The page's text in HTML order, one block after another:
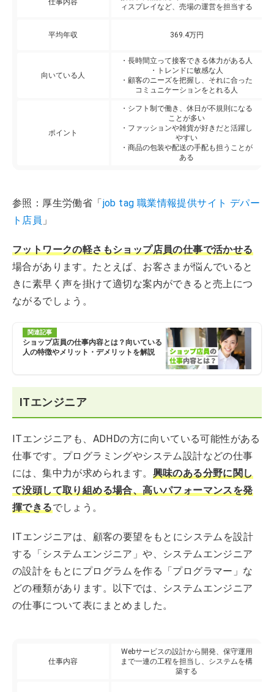
仕事内容
ィスプレイなど、売場の運営を担当する
平均年収 369.4万円
向いている人
・長時間立って接客できる体力がある人
・トレンドに敏感な人
・顧客のニーズを把握し、それに合った
コミュニケーションをとれる人
ポイント
・シフト制で働き、休日が不規則になる
ことが多い
・ファッションや雑貨が好きだと活躍し
やすい
・商品の包装や配送の手配も担うことが
ある
参照：厚生労働省「job tag 職業情報提供サイト デパー
ト店員 」
フットワークの軽さもショップ店員の仕事で活かせる
場合があります。たとえば、お客さまが悩んでいると
きに素早く声を掛けて適切な案内ができると売上につ
ながるでしょう。
関連記事
ショップ店員の仕事内容とは？向いている
人の特徴やメリット・デメリットを解説
ITエンジニア
ITエンジニアも、ADHDの方に向いている可能性がある
仕事です。プログラミングやシステム設計などの仕事
には、集中力が求められます。 興味のある分野に関し
て没頭して取り組める場合、高いパフォーマンスを発
揮できるでしょう。
ITエンジニアは、顧客の要望をもとにシステムを設計
する「システムエンジニア」や、システムエンジニア
の設計をもとにプログラムを作る「プログラマー」な
どの種類があります。以下では、システムエンジニア
の仕事について表にまとめました。
仕事内容
Webサービスの設計から開発、保守運用
まで一連の工程を担当し、システムを構
築する